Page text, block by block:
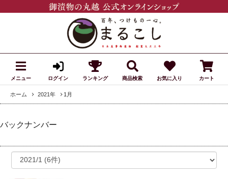
メニュー ログイン ランキング 商品検索 お気に入り カート
ホーム 2021年 1月
バックナンバー